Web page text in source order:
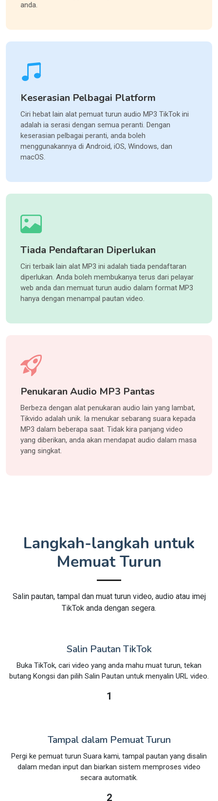
anda.
Keserasian Pelbagai Platform
Ciri hebat lain alat pemuat turun audio MP3 TikTok ini
adalah ia serasi dengan semua peranti. Dengan
keserasian pelbagai peranti, anda boleh
menggunakannya di Android, iOS, Windows, dan
macOS.
Tiada Pendaftaran Diperlukan
Ciri terbaik lain alat MP3 ini adalah tiada pendaftaran
diperlukan. Anda boleh membukanya terus dari pelayar
web anda dan memuat turun audio dalam format MP3
hanya dengan menampal pautan video.
Penukaran Audio MP3 Pantas
Berbeza dengan alat penukaran audio lain yang lambat,
Tikvido adalah unik. Ia menukar sebarang suara kepada
MP3 dalam beberapa saat. Tidak kira panjang video
yang diberikan, anda akan mendapat audio dalam masa
yang singkat.
Langkah-langkah untuk
Memuat Turun
Salin pautan, tampal dan muat turun video, audio atau imej
TikTok anda dengan segera.
Salin Pautan TikTok
Buka TikTok, cari video yang anda mahu muat turun, tekan
butang Kongsi dan pilih Salin Pautan untuk menyalin URL video.
1
Tampal dalam Pemuat Turun
Pergi ke pemuat turun Suara kami, tampal pautan yang disalin
dalam medan input dan biarkan sistem memproses video
secara automatik.
2